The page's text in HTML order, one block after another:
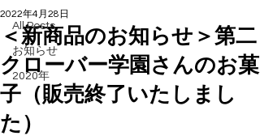
All Posts
お知らせ
2020年
＜新商品のお知らせ＞第二
クローバー学園さんのお菓
子（販売終了いたしまし
た）
2022年4月28日